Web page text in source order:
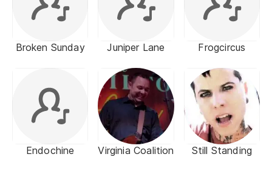
Broken Sunday Juniper Lane Frogcircus
Endochine Virginia Coalition Still Standing